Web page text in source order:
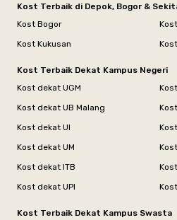
Kost Terbaik di Depok, Bogor &
Kost Bogor
Kost Kukusan
Kost Terbaik Dekat Kampus Negeri
Kost dekat UGM
Kost dekat UB Malang
Kost dekat UI
Kost dekat UM
Kost dekat ITB
Kost dekat UPI
Kost Terbaik Dekat Kampus Swasta